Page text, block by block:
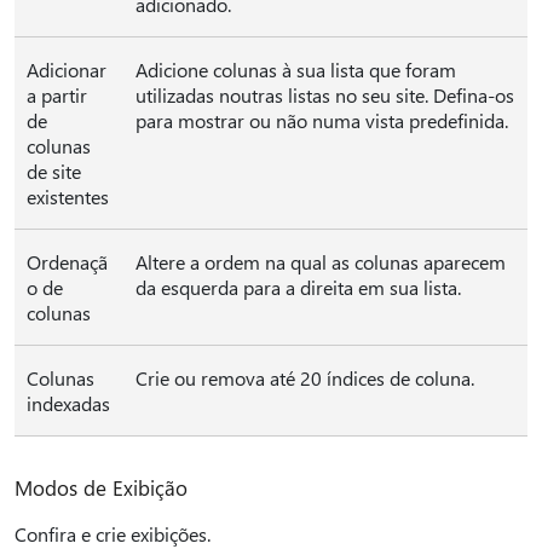
Adicionar
a partir
de
colunas
de site
existentes
Adicione colunas à sua lista que foram
utilizadas noutras listas no seu site. Defina-os
para mostrar ou não numa vista predefinida.
Ordenaçã
o de
colunas
Altere a ordem na qual as colunas aparecem
da esquerda para a direita em sua lista.
Colunas
indexadas
Crie ou remova até 20 índices de coluna.
Modos de Exibição
Confira e crie exibições.